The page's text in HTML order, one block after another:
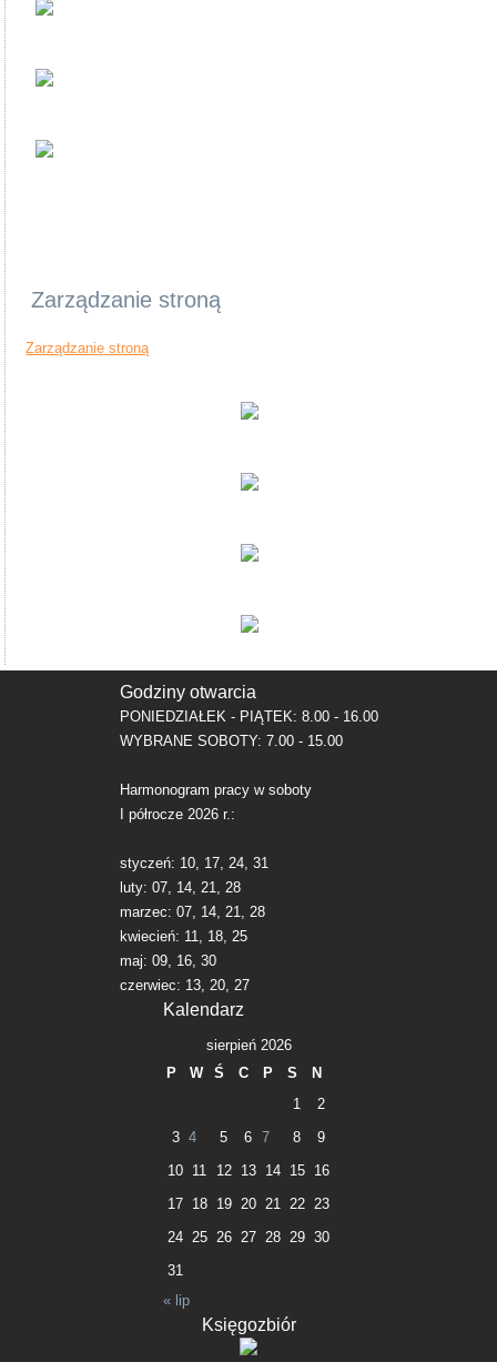
Zarządzanie stroną
Zarządzanie stroną
Godziny otwarcia
PONIEDZIAŁEK - PIĄTEK: 8.00 - 16.00
WYBRANE SOBOTY: 7.00 - 15.00
Harmonogram pracy w soboty
I półrocze 2026 r.:
styczeń: 10, 17, 24, 31
luty: 07, 14, 21, 28
marzec: 07, 14, 21, 28
kwiecień: 11, 18, 25
maj: 09, 16, 30
czerwiec: 13, 20, 27
Kalendarz
sierpień 2026
P
W Ś C P S
N
1
2
3 4 5 6 7 8
9
10 11 12 13 14 15
16
17 18 19 20 21 22
23
24 25 26 27 28 29 30
31
« lip
Księgozbiór